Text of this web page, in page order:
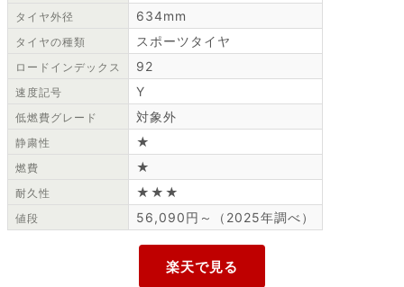
タイヤ外径 634mm
タイヤの種類 スポーツタイヤ
ロードインデックス 92
速度記号 Y
低燃費グレード 対象外
静粛性 ★
燃費 ★
耐久性 ★★★
値段 56,090円～（2025年調べ）